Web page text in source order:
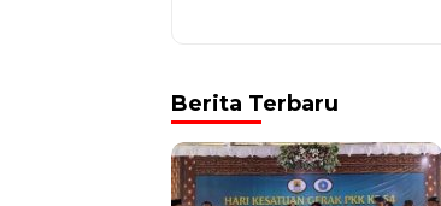
Berita Terbaru